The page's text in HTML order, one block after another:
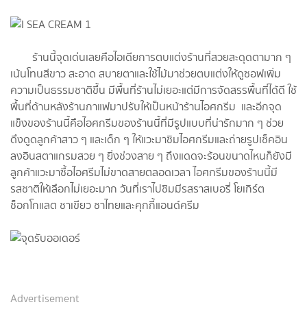
ร้านนี้จุดเด่นเลยคือไอเดียการตบแต่งร้านที่สวยสะดุดตามาก ๆ
เน้นโทนสีขาว สะอาด สบายตาและใช้ไม้มาช่วยตบแต่งให้ดูซอฟเพิ่ม
ความเป็นธรรมชาติขึ้น มีพื้นที่ร้านไม่เยอะแต่มีการจัดสรรพื้นที่ได้ดี ใช้
พื้นที่ด้านหลังร้านกาแฟมาปรับให้เป็นหน้าร้านไอศกรีม และอีกจุด
แข็งของร้านนี้คือไอศกรีม​ของร้านนี้ที่มีรูปแบบที่น่ารักมาก ๆ ช่วย
ดึงดูดลูกค้าสาว ๆ และเด็ก ๆ ให้แวะมาชิมไอศกรีม​และถ่ายรูปเช็คอิน
ลงอินสตาแกรมสวย ๆ ยิ่งช่วงสาย ๆ ถึงแดดจะร้อนขนาดไหนก็ยังมี
ลูกค้าแวะมาซื้อไอศรีมไม่ขาดสายตลอดเวลา ไอศกรีม​ของร้านนี้มี
รสชาติให้เลือกไม่เยอะมาก วันที่เราไปชิมมีรสราสเบอรี่ ​โยเกิร์ต​
ช็อกโกแลต​ ชาเขียว ชาไทยและคุกกี้แอนด์ครีม
Advertisement